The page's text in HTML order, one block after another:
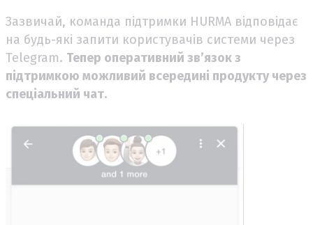
Зазвичай, команда підтримки HURMA відповідає
на будь-які запити користувачів системи через
Telegram. Тепер оперативний зв’язок з
підтримкою можливий всередині продукту через
спеціальний чат.